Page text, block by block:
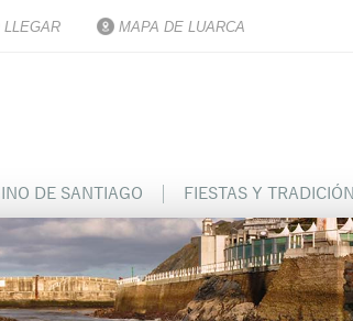
LLEGAR MAPA DE LUARCA
DE SANTIAGO FIESTAS Y TRADICIÓN